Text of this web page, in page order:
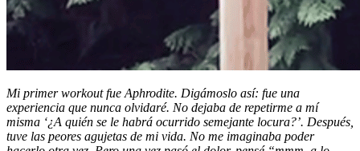
Mi primer workout fue Aphrodite. Digámoslo así: fue una
experiencia que nunca olvidaré. No dejaba de repetirme a mí
misma ‘¿A quién se le habrá ocurrido semejante locura?’. Después,
tuve las peores agujetas de mi vida. No me imaginaba poder